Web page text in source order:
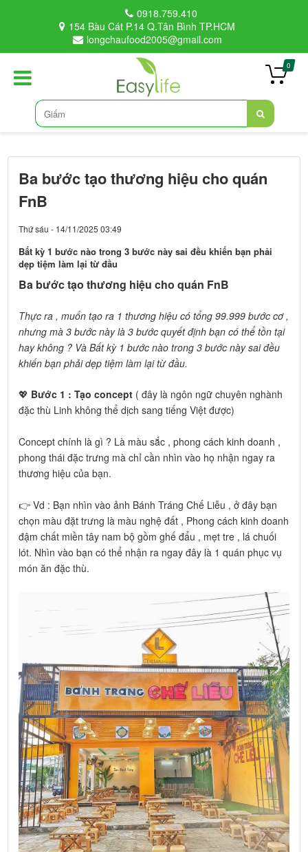
0918.759.410
154 Bàu Cát P.14 Q.Tân Bình TP.HCM
longchaufood2005@gmail.com
0
Ba bước tạo thương hiệu cho quán
FnB
Thứ sáu - 14/11/2025 03:49
Bất kỳ 1 bước nào trong 3 bước này sai đều khiến bạn phải
dẹp tiệm làm lại từ đầu
Ba bước tạo thương hiệu cho quán FnB
Thực ra , muốn tạo ra 1 thương hiệu có tổng 99.999 bước cơ ,
nhưng mà 3 bước này là 3 bước quyết định bạn có thể tồn tại
hay không ? Và Bất kỳ 1 bước nào trong 3 bước này sai đều
khiến bạn phải dẹp tiệm làm lại từ đầu.
💖 Bước 1 : Tạo concept ( đây là ngôn ngữ chuyên nghành
đặc thù Linh không thể dịch sang tiếng Việt được)
Concept chính là gì ? Là màu sắc , phong cách kinh doanh ,
phong thái đặc trưng mà chỉ cần nhìn vào họ nhận ngay ra
thương hiệu của bạn.
👉 Vd : Bạn nhìn vào ảnh Bánh Tráng Chế Liễu , ở đây bạn
chọn màu đặt trưng là màu nghệ đất , Phong cách kinh doanh
đậm chất miền tây nam bộ gồm ghế đẩu , mẹt tre , lá chuối
lót. Nhìn vào bạn có thể nhận ra ngay đây là 1 quán phục vụ
món ăn đặc thù.